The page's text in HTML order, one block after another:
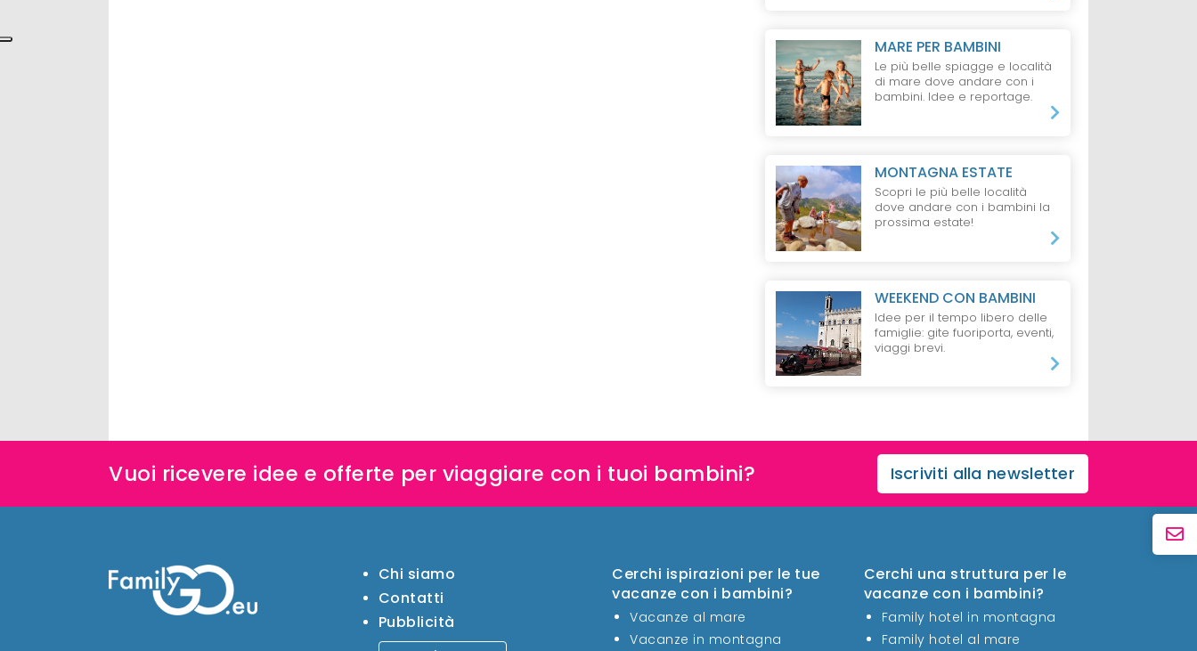
MARE PER BAMBINI
Le più belle spiagge e località
di mare dove andare con i
bambini. Idee e reportage.
MONTAGNA ESTATE
Scopri le più belle località
dove andare con i bambini la
prossima estate!
WEEKEND CON BAMBINI
Idee per il tempo libero delle
famiglie: gite fuoriporta, eventi,
viaggi brevi.
Vuoi ricevere idee e offerte per viaggiare con i tuoi bambini? Iscriviti alla newsletter
Chi siamo
Contatti
Pubblicità
Cerchi ispirazioni per le tue
vacanze con i bambini?
Vacanze al mare
Vacanze in montagna
Cerchi una struttura per le
vacanze con i bambini?
Family hotel in montagna
Family hotel al mare